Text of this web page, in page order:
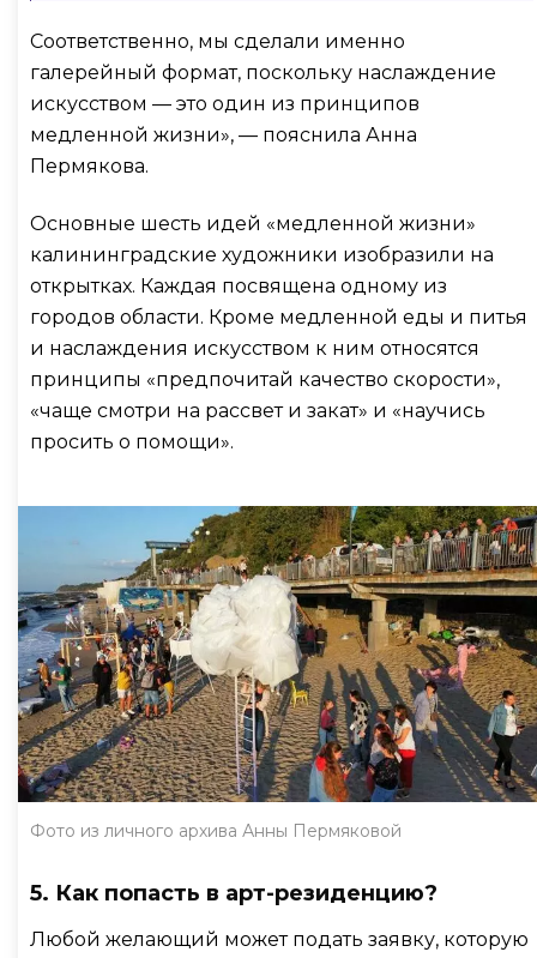
Соответственно, мы сделали именно
галерейный формат, поскольку наслаждение
искусством — это один из принципов
медленной жизни», — пояснила Анна
Пермякова.
Основные шесть идей «медленной жизни»
калининградские художники изобразили на
открытках. Каждая посвящена одному из
городов области. Кроме медленной еды и питья
и наслаждения искусством к ним относятся
принципы «предпочитай качество скорости»,
«чаще смотри на рассвет и закат» и «научись
просить о помощи».
Фото из личного архива Анны Пермяковой
5. Как попасть в арт-резиденцию?
Любой желающий может подать заявку, которую